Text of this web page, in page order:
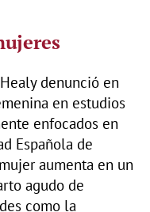
denunció en
en estudios
enfocados en
Española de
aumenta en un
agudo de
como la